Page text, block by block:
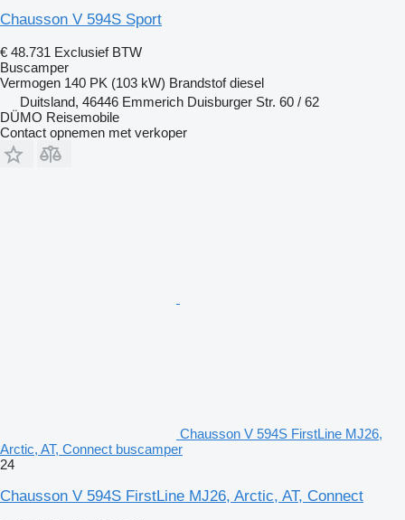
Chausson V 594S Sport
€ 48.731 Exclusief BTW
Buscamper
Vermogen 140 PK (103 kW) Brandstof diesel
Duitsland, 46446 Emmerich Duisburger Str. 60 / 62
DÜMO Reisemobile
Contact opnemen met verkoper
Chausson V 594S FirstLine MJ26,
Arctic, AT, Connect buscamper
24
Chausson V 594S FirstLine MJ26, Arctic, AT, Connect